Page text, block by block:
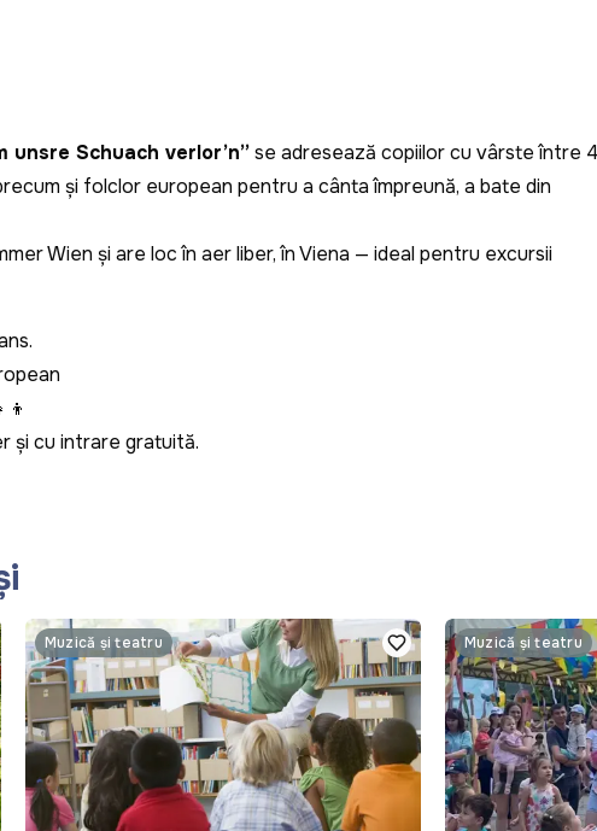
unsre Schuach verlor’n”se adresează copiilor cu vârste între 4
și folclor european pentru a cânta împreună, a bate din
Wien și are loc în aer liber, în Viena — ideal pentru excursii
și cu intrare gratuită.
Muzică și teatru Muzică și teatru